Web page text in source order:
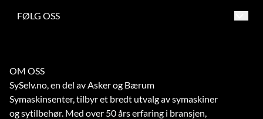
noreply@symaskinsenter.no
Kontakt oss
Verksted
Kontakt oss
FØLG OSS
OM OSS
SySelv.no, en del av Asker og Bærum
Symaskinsenter, tilbyr et bredt utvalg av symaskiner
og sytilbehør. Med over 50 års erfaring i bransjen,